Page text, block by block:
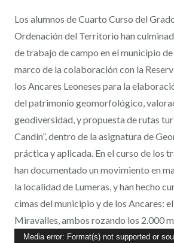
Los alumnos de Cuarto Curso del
Ordenación del Territorio han
de trabajo de campo en el municipio de
marco de la colaboración con la
los Ancares Leoneses para la
del patrimonio geomorfológico,
geodiversidad, y propuesta de rutas
Candín”, dentro de la asignatura de
práctica y aplicada. En el curso de los
han documentado un movimiento en
la localidad de Lumeras, y han hecho
cimas del municipio y de los Ancares:
Miravalles, ambos rozando los 2.000
Reproductor
Media error: Format(s) not supported or